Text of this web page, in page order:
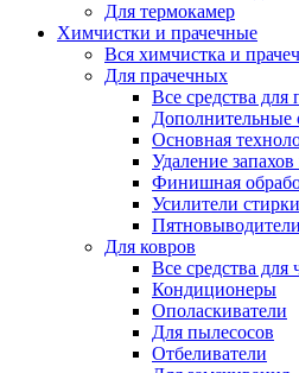
Для термокамер
Химчистки и прачечные
Вся химчистка и
Для прачечных
Все средства для
Дополнительные
Основная
Удаление запахов
Финишная
Усилители стирки
Пятновыводители
Для ковров
Все средства для
Кондиционеры
Ополаскиватели
Для пылесосов
Отбеливатели